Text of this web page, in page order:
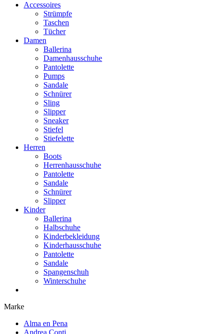
Accessoires
Strümpfe
Taschen
Tücher
Damen
Ballerina
Damenhausschuhe
Pantolette
Pumps
Sandale
Schnürer
Sling
Slipper
Sneaker
Stiefel
Stiefelette
Herren
Boots
Herrenhausschuhe
Pantolette
Sandale
Schnürer
Slipper
Kinder
Ballerina
Halbschuhe
Kinderbekleidung
Kinderhausschuhe
Pantolette
Sandale
Spangenschuh
Winterschuhe
Marke
Alma en Pena
Andrea Conti